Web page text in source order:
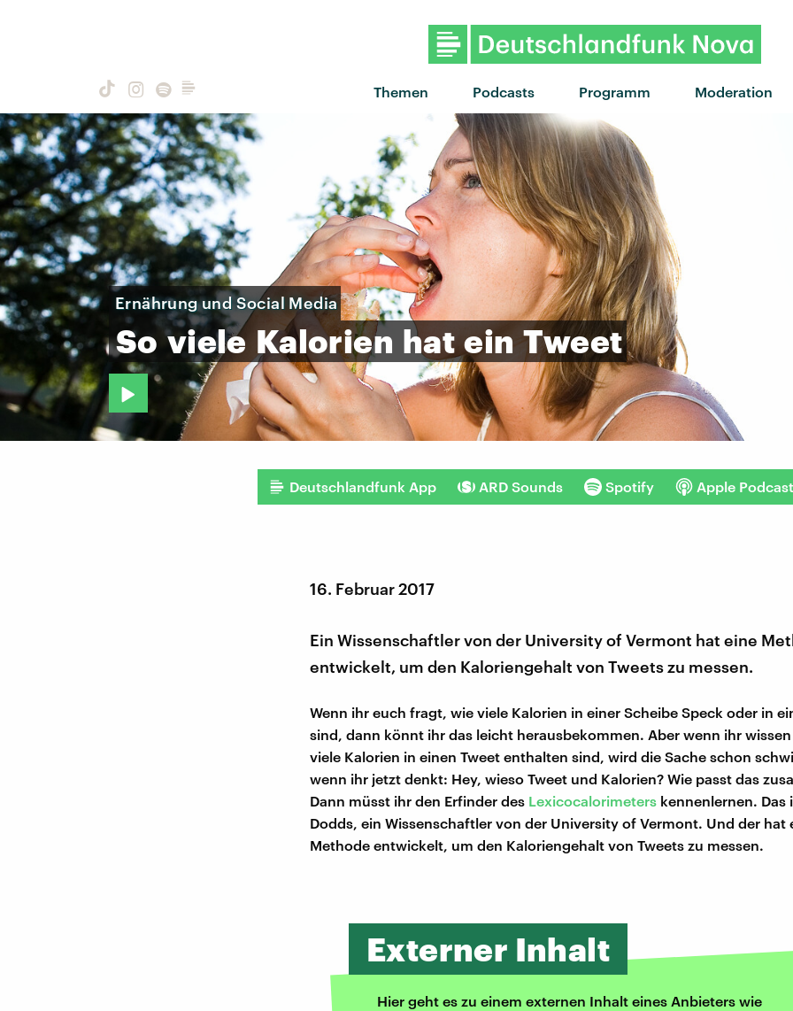
Themen Podcasts Programm Moderation
Ernährung und Social Media
So viele Kalorien hat ein Tweet
Deutschlandfunk App ARD Sounds Spotify Apple
16. Februar 2017
Ein Wissenschaftler von der University of Vermont hat eine
entwickelt, um den Kaloriengehalt von Tweets zu messen.
Wenn ihr euch fragt, wie viele Kalorien in einer Scheibe Speck oder in
sind, dann könnt ihr das leicht herausbekommen. Aber wenn ihr
viele Kalorien in einen Tweet enthalten sind, wird die Sache schon
wenn ihr jetzt denkt: Hey, wieso Tweet und Kalorien? Wie passt das
Dann müsst ihr den Erfinder des Lexicocalorimeters kennenlernen. Das
Dodds, ein Wissenschaftler von der University of Vermont. Und der hat
Methode entwickelt, um den Kaloriengehalt von Tweets zu messen.
Externer Inhalt
Hier geht es zu einem externen Inhalt eines Anbieters wie